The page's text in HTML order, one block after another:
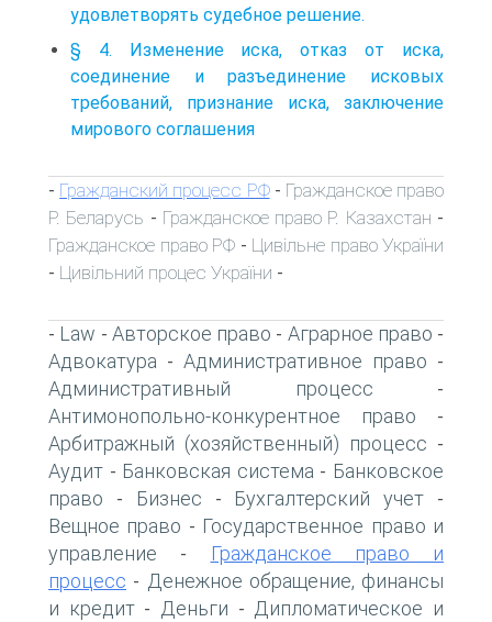
удовлетворять судебное решение.
§ 4. Изменение иска, отказ от иска,
соединение и разъединение исковых
требований, признание иска, заключение
мирового соглашения
- Гражданский процесс РФ- Гражданское право
Р. Беларусь - Гражданское право Р. Казахстан -
Гражданское право РФ - Цивільне право України
- Цивільний процес України -
- Law - Авторское право - Аграрное право -
Адвокатура - Административное право -
Административный процесс -
Антимонопольно-конкурентное право -
Арбитражный (хозяйственный) процесс -
Аудит - Банковская система - Банковское
право - Бизнес - Бухгалтерский учет -
Вещное право - Государственное право и
управление -
Гражданское право и
процесс - Денежное обращение, финансы
и кредит- Деньги - Дипломатическое и